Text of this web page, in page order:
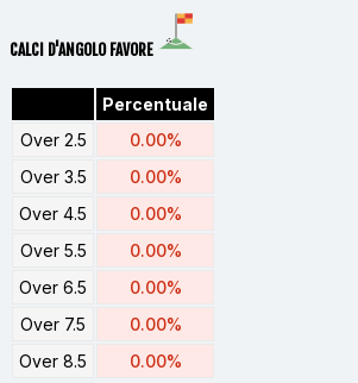
CALCI D'ANGOLO FAVORE
Percentuale
Over 2.5
0.00%
Over 3.5
0.00%
Over 4.5
0.00%
Over 5.5
0.00%
Over 6.5
0.00%
Over 7.5
0.00%
Over 8.5
0.00%